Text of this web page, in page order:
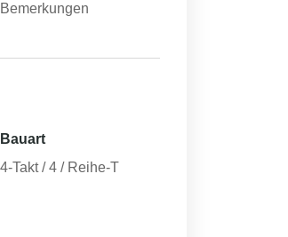
Bemerkungen
Bauart
4-Takt / 4 / Reihe-T